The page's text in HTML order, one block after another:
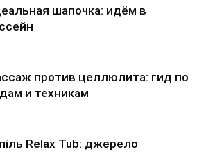
шапочка: идём в
против целлюлита: гид по
и техникам
Relax Tub: джерело